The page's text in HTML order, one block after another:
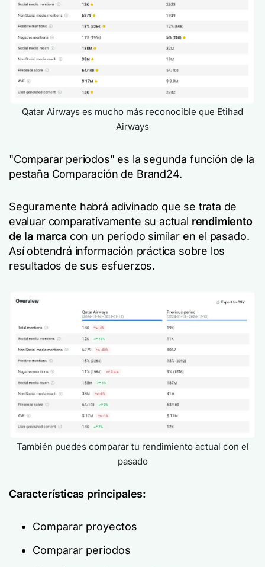
Qatar Airways es mucho más reconocible que Etihad
Airways
"Comparar periodos" es la segunda función de la
pestaña Comparación de Brand24.
Seguramente habrá adivinado que se trata de
evaluar comparativamente su actual rendimiento
de la marca con un periodo similar en el pasado.
Así obtendrá información práctica sobre los
resultados de sus esfuerzos.
También puedes comparar tu rendimiento actual con el
pasado
Características principales:
Comparar proyectos
Comparar periodos